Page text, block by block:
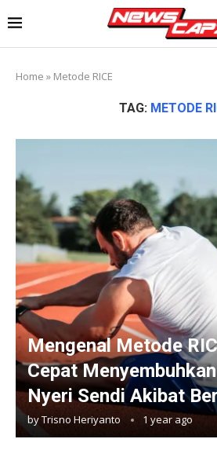
Home » Metode RICE
TAG: METODE
Mengenal Metode
Cepat
Nyeri Sendi Akibat
byTrisno Heriyanto 1 year ago